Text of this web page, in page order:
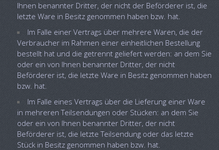
Ihnen benannter Dritter, der nicht der Beförderer ist, die
letzte Ware in Besitz genommen haben bzw. hat.
Im Falle einer Vertrags über mehrere Waren, die der
Verbraucher im Rahmen einer einheitlichen Bestellung
bestellt hat und die getrennt geliefert werden: an dem Sie
oder ein von Ihnen benannter Dritter, der nicht
Beförderer ist, die letzte Ware in Besitz genommen haben
bzw. hat.
Im Falle eines Vertrags über die Lieferung einer Ware
in mehreren Teilsendungen oder Stücken: an dem Sie
oder ein von Ihnen benannter Dritter, der nicht
Beförderer ist, die letzte Teilsendung oder das letzte
Stück in Besitz genommen haben bzw. hat.